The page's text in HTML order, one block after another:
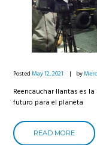
PostedMay 12, 2021 by
Reencauchar llantas es
futuro para el planeta
READ MORE